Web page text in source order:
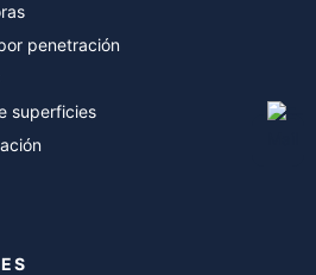
penetración
superficies